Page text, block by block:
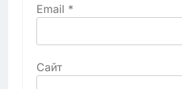
Email *
Сайт